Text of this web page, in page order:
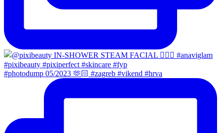
#photodump 05/2023 🫶🏻 #zagreb #vikend #hrva